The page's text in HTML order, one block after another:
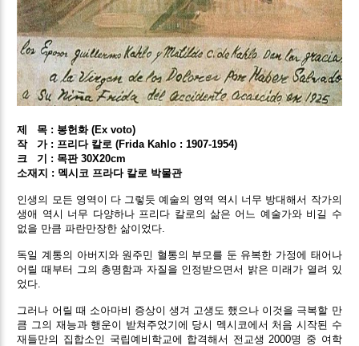
제 목 : 봉헌화 (Ex voto)
작
가 : 프리다 칼로 (Frida Kahlo : 1907-1954)
크
기 : 목판 30X20cm
소재지 : 멕시코 프라다 칼로 박물관
인생의 모든 영역이 다 그렇듯 예술의 영역 역시 너무 방대해서 작가의
생애 역시 너무 다양하나 프리다 칼로의 삶은 어느 예술가와 비길 수
없을 만큼 파란만장한 삶이었다.
독일 계통의 아버지와 원주민 혈통의 부모를 둔 유복한 가정에 태어나
어릴 때부터 그의 총명함과 자질을 인정받으면서 밝은 미래가 열려 있
었다.
그러나 어릴 때 소아마비 증상이 생겨 고생도 했으나 이것을 극복할 만
큼 그의 재능과 행운이 받쳐주었기에 당시 멕시코에서 처음 시작된 수
재들만의 집합소인 국립예비학교에 합격해서 전교생 2000명 중 여학